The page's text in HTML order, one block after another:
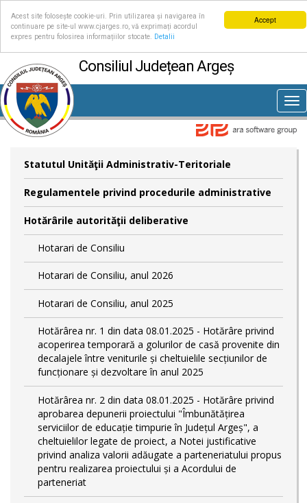
Accept
Acest site folosește cookie-uri. Prin utilizarea și navigarea în
continuare pe site-ul www.cjarges.ro, vă exprimați acordul
expres pentru folosirea informațiilor stocate.
Detalii
Consiliul Județean Argeș
Statutul Unităţii Administrativ-Teritoriale
Regulamentele privind procedurile administrative
Hotărârile autorităţii deliberative
Hotarari de Consiliu
Hotarari de Consiliu, anul 2026
Hotarari de Consiliu, anul 2025
Hotărârea nr. 1 din data 08.01.2025 - Hotărâre privind
acoperirea temporară a golurilor de casă provenite din
decalajele între veniturile și cheltuielile secțiunilor de
funcționare și dezvoltare în anul 2025
Hotărârea nr. 2 din data 08.01.2025 - Hotărâre privind
aprobarea depunerii proiectului "Îmbunătățirea
serviciilor de educație timpurie în Județul Argeș", a
cheltuielilor legate de proiect, a Notei justificative
privind analiza valorii adăugate a parteneriatului propus
pentru realizarea proiectului și a Acordului de
parteneriat